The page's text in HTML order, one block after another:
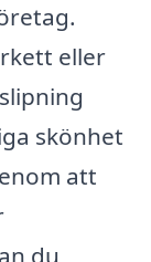
eller
skönhet
att